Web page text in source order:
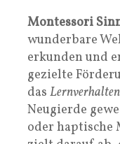
Montessori
wunderbare
erkunden und
gezielte
das Lernverhalten
Neugierde
oder haptische